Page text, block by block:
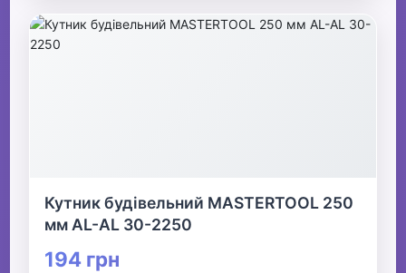
Кутник будівельний MASTERTOOL 250
мм AL-AL 30-2250
194 грн